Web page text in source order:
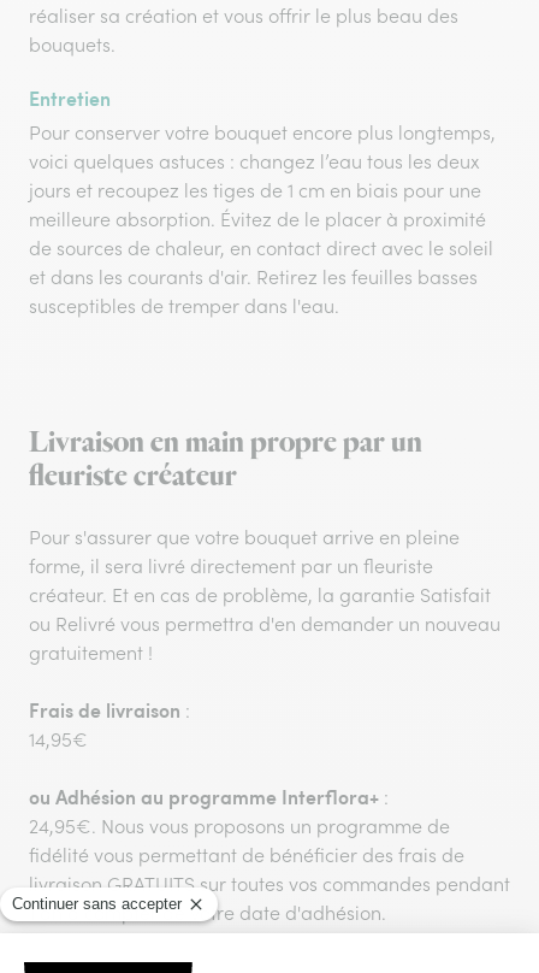
réaliser sa création et vous offrir le plus beau des
bouquets.
Entretien
Pour conserver votre bouquet encore plus longtemps,
voici quelques astuces : changez l’eau tous les deux
jours et recoupez les tiges de 1 cm en biais pour une
meilleure absorption. Évitez de le placer à proximité
de sources de chaleur, en contact direct avec le soleil
et dans les courants d'air. Retirez les feuilles basses
susceptibles de tremper dans l'eau.
Livraison en main propre par un
fleuriste créateur
Pour s'assurer que votre bouquet arrive en pleine
forme, il sera livré directement par un fleuriste
créateur. Et en cas de problème, la garantie Satisfait
ou Relivré vous permettra d'en demander un nouveau
gratuitement !
Frais de livraison :
14,95€
ou Adhésion au programme Interflora+ :
24,95€. Nous vous proposons un programme de
fidélité vous permettant de bénéficier des frais de
livraison GRATUITS sur toutes vos commandes pendant
1 an à compter de votre date d'adhésion.